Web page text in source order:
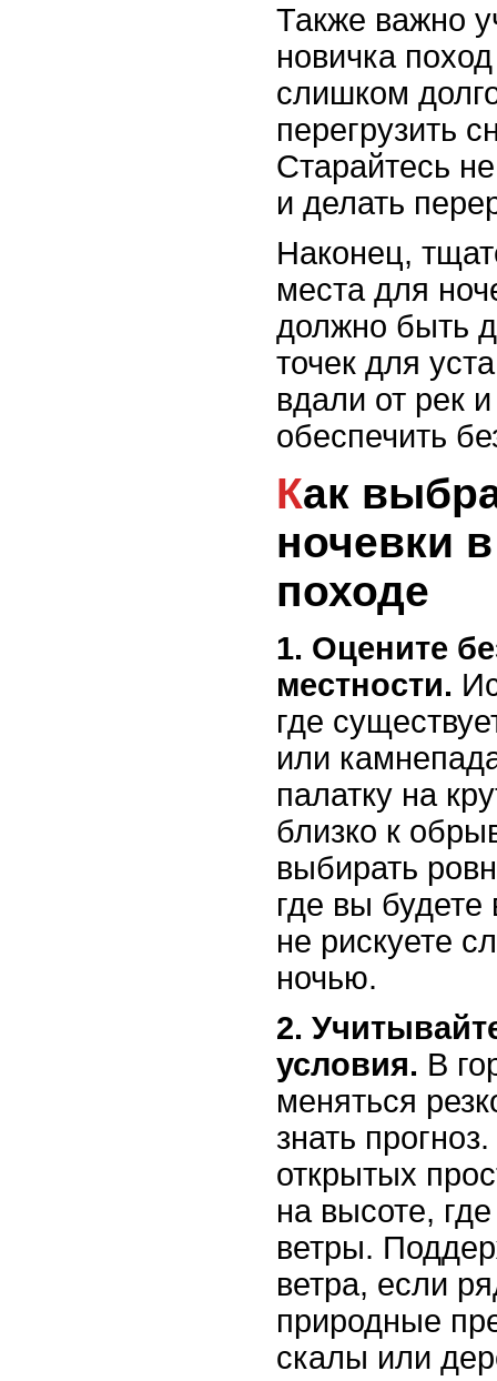
Также важно
новичка
слишком
перегрузить
Старайтесь
и делать
Наконец,
места для
должно быть
точек для
вдали от рек
обеспечить
Как выбрать место для
ночевки
походе
1. Оцените
местности.
где
или
палатку на
близко к
выбирать
где вы будете
не рискуете
ночью.
2.
условия. В
меняться
знать
открытых
на высоте,
ветры.
ветра, если
природные
скалы или